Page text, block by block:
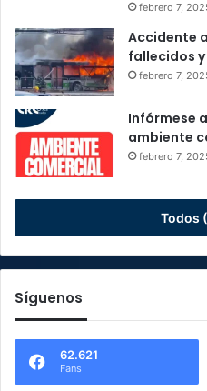
febrero 7,
Accidente
fallecidos
febrero 7,
Infórmese
ambiente
febrero 7,
Todos
Síguenos
62.621
Fans